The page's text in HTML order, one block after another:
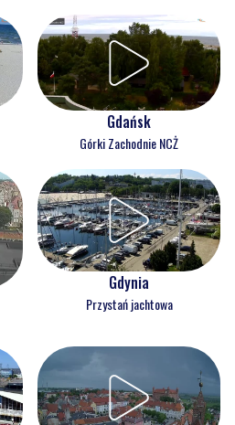
Gdańsk
Górki Zachodnie NCŻ
Gdynia
Przystań jachtowa